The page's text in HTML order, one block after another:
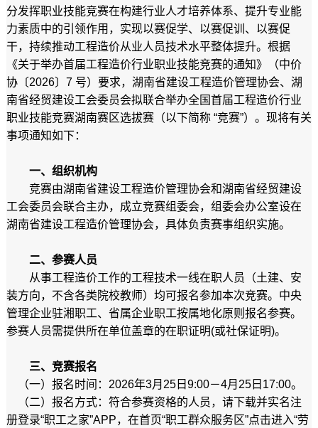
分发挥职业技能竞赛在构建行业人才培养体系、提升专业能
力素质中的引领作用，实现以赛促学、以赛促训、以赛促
干，持续推动工程造价从业人员技术水平整体提升。根据
《关于举办首届工程造价行业职业技能竞赛的通知》（中价
协〔2026〕7 号）要求，湖南省建设工程造价管理协会、湖
南省经贸建设工会委员会拟联合举办全国首届工程造价行业
职业技能竞赛湖南赛区选拔赛（以下简称 “竞赛”）。现将有关
事项通知如下：
一、组织机构
竞赛由湖南省建设工程造价管理协会和湖南省经贸建设
工会委员会联合主办，成立竞赛组委会，组委会办公室设在
湖南省建设工程造价管理协会，具体负责赛事组织实施。
二、参赛人员
从事工程造价工作的工程技术一线在职人员（土建、安
装方向，不含各类院校教师）均可报名参加本次竞赛。中央
管理企业驻湘职工、省属企业职工按属地化原则报名参赛。
参赛人员需提供所在单位盖章的在职证明(或社保证明)。
三、竞赛报名
（一）报名时间：2026年3月25日9:00－4月25日17:00。
（二）报名方式：符合参赛资格的人员，请下载并实名注
册登录“职工之家”APP，在首页“职工群众服务区”点击进入“劳